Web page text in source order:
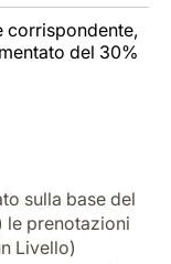
corrispondente,
del 30%
sulla base del
le prenotazioni
Livello)